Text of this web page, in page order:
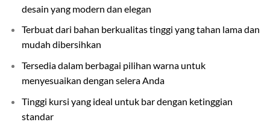
desain yang modern dan elegan
Terbuat dari bahan berkualitas tinggi yang tahan lama dan
mudah dibersihkan
Tersedia dalam berbagai pilihan warna untuk
menyesuaikan dengan selera Anda
Tinggi kursi yang ideal untuk bar dengan ketinggian
standar